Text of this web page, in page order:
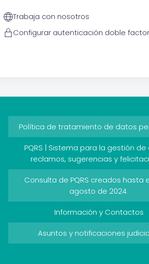
Trabaja con nosotros
Configurar autenticación doble factor
Política de tratamiento de datos
PQRS | Sistema para la gestión de
reclamos, sugerencias y
Consulta de PQRS creados hasta
agosto de 2024
Información y Contactos
Asuntos y notificaciones